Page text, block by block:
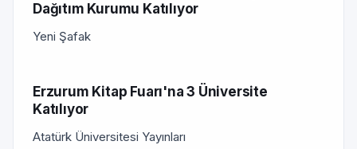
Dağıtım Kurumu Katılıyor
Yeni Şafak
Erzurum Kitap Fuarı'na 3 Üniversite
Katılıyor
Atatürk Üniversitesi Yayınları